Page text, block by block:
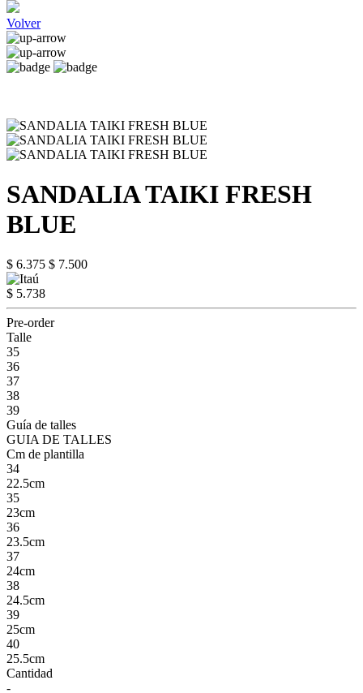
Volver
SANDALIA TAIKI FRESH
BLUE
$ 6.375 $ 7.500
$ 5.738
Pre-order
Talle
35
36
37
38
39
Guía de talles
GUIA DE TALLES
Cm de plantilla
34
22.5cm
35
23cm
36
23.5cm
37
24cm
38
24.5cm
39
25cm
40
25.5cm
Cantidad
-